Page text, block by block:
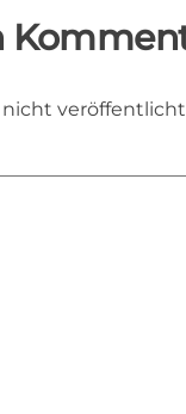
nicht